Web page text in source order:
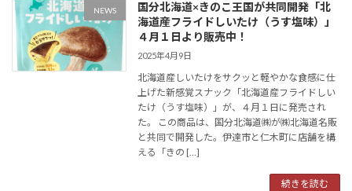
NEWS
国分北海道×きのこ王国が共同開発「北
海道産フライドしいたけ（うす塩味）」
４月１日より販売中！
2025年4月9日
北海道産しいたけをサクッと軽やかな食感に仕
上げた新感覚スナック「北海道産フライドしい
たけ（うす塩味）」が、４月１日に発売され
た。 この商品は、国分北海道㈱が㈱北海道名販
と共同で開発した。伊達市と仁木町に店舗を構
える「きの […]
続きを読む